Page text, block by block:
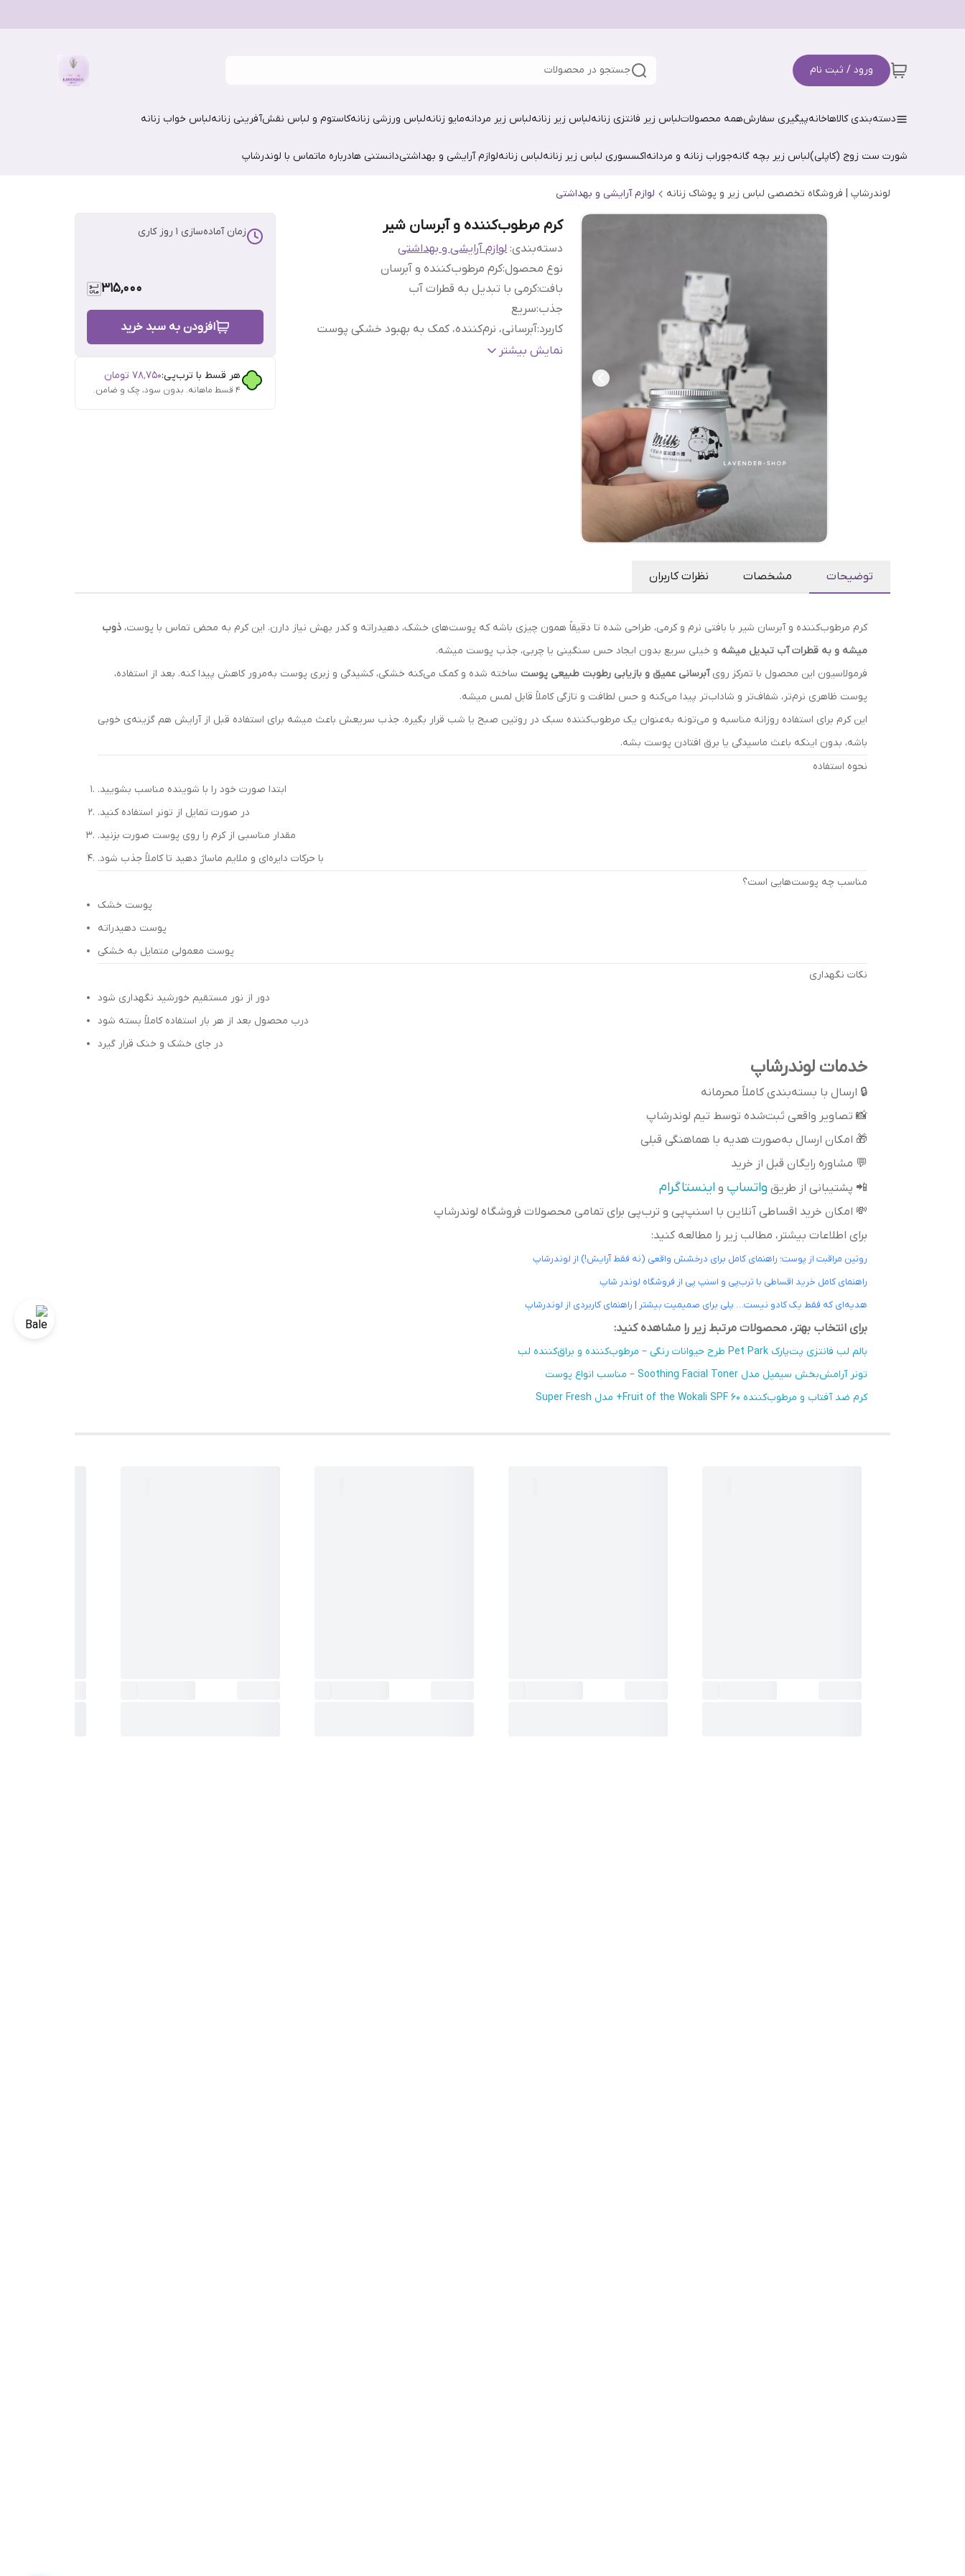
ورود / ثبت نام جستجو در محصولات
دسته‌بندی کالاهاخانهپیگیری سفارشهمه محصولاتلباس زیر فانتزی زنانهلباس زیر زنانهلباس زیر مردانهمایو زنانهلباس ورزشی زنانهکاستوم و لباس نقش‌آفرینی زنانهلباس خواب زنانه
شورت ست زوج (کاپلی)لباس زیر بچه گانهجوراب زنانه و مردانهاکسسوری لباس زیر زنانهلباس زنانهلوازم آرایشی و بهداشتیدانستنی هادرباره ماتماس با لوندرشاپ
لوندرشاپ | فروشگاه تخصصی لباس زیر و پوشاک زنانه لوازم آرایشی و بهداشتی
کرم مرطوب‌کننده و آبرسان شیر
دسته‌بندی:لوازم آرایشی و بهداشتی
نوع محصول:کرم مرطوب‌کننده و آبرسان
بافت:کرمی با تبدیل به قطرات آب
جذب:سریع
کاربرد:آبرسانی، نرم‌کننده، کمک به بهبود خشکی پوست
مناسب برای:استفاده روزانهنمایش بیشتر
زمان آماده‌سازی 1 روز کاری
315,000
افزودن به سبد خرید
هر قسط با ترب‌پی:۷۸٬۷۵۰ تومان
۴ قسط ماهانه. بدون سود، چک و ضامن.
توضیحات مشخصات نظرات کاربران
کرم مرطوب‌کننده و آبرسان شیر با بافتی نرم و کرمی، طراحی شده تا دقیقاً همون چیزی باشه که پوست‌های خشک، دهیدراته و کدر بهش نیاز دارن. این کرم به محض تماس با پوست، ذوب
میشه و به قطرات آب تبدیل میشه و خیلی سریع بدون ایجاد حس سنگینی یا چربی، جذب پوست میشه.
فرمولاسیون این محصول با تمرکز رویآبرسانی عمیق و بازیابی رطوبت طبیعی پوست ساخته شده و کمک می‌کنه خشکی، کشیدگی و زبری پوست به‌مرور کاهش پیدا کنه. بعد از استفاده،
پوست ظاهری نرم‌تر، شفاف‌تر و شاداب‌تر پیدا می‌کنه و حس لطافت و تازگی کاملاً قابل لمس میشه.
این کرم برای استفاده روزانه مناسبه و می‌تونه به‌عنوان یک مرطوب‌کننده سبک در روتین صبح یا شب قرار بگیره. جذب سریعش باعث میشه برای استفاده قبل از آرایش هم گزینه‌ی خوبی
باشه، بدون اینکه باعث ماسیدگی یا برق افتادن پوست بشه.
نحوه استفاده
ابتدا صورت خود را با شوینده مناسب بشویید.
در صورت تمایل از تونر استفاده کنید.
مقدار مناسبی از کرم را روی پوست صورت بزنید.
با حرکات دایره‌ای و ملایم ماساژ دهید تا کاملاً جذب شود.
مناسب چه پوست‌هایی است؟
پوست خشک
پوست دهیدراته
پوست معمولی متمایل به خشکی
نکات نگهداری
دور از نور مستقیم خورشید نگهداری شود
درب محصول بعد از هر بار استفاده کاملاً بسته شود
در جای خشک و خنک قرار گیرد
خدمات لوندرشاپ
🔒 ارسال با بسته‌بندی کاملاً محرمانه
📸 تصاویر واقعی ثبت‌شده توسط تیم لوندرشاپ
🎁 امکان ارسال به‌صورت هدیه با هماهنگی قبلی
💬 مشاوره رایگان قبل از خرید
📲 پشتیبانی از طریق واتساپ و اینستاگرام
💸 امکان خرید اقساطی آنلاین با اسنپ‌پی و ترب‌پی برای تمامی محصولات فروشگاه لوندرشاپ
برای اطلاعات بیشتر، مطالب زیر را مطالعه کنید:
روتین مراقبت از پوست؛ راهنمای کامل برای درخشش واقعی (نه فقط آرایش!) از لوندرشاپ
راهنمای کامل خرید اقساطی با ترب‌پی و اسنپ پی از فروشگاه لوندر شاپ
هدیه‌ای که فقط یک کادو نیست… پلی برای صمیمیت بیشتر | راهنمای کاربردی از لوندرشاپ
برای انتخاب بهتر، محصولات مرتبط زیر را مشاهده کنید:
بالم لب فانتزی پت‌پارک Pet Park طرح حیوانات رنگی – مرطوب‌کننده و براق‌کننده لب
تونر آرامش‌بخش سیمپل مدل Soothing Facial Toner – مناسب انواع پوست
کرم ضد آفتاب و مرطوب‌کننده Fruit of the Wokali SPF 60+ مدل Super Fresh